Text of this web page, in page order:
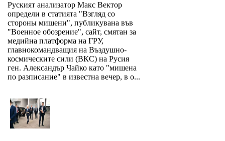
Руският анализатор Макс Вектор
определи в статията "Взгляд со
стороны мишени", публикувана във
"Военное обозрение", сайт, смятан за
медийна платформа на ГРУ,
главнокомандващия на Въздушно-
космическите сили (ВКС) на Русия
ген. Александър Чайко като "мишена
по разписание" в известна вечер, в о...